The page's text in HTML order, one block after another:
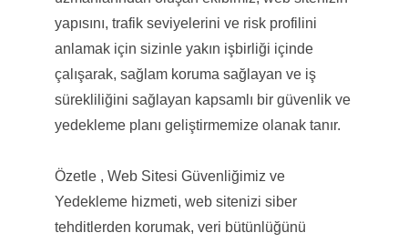
yapısını, trafik seviyelerini ve risk profilini
anlamak için sizinle yakın işbirliği içinde
çalışarak, sağlam koruma sağlayan ve iş
sürekliliğini sağlayan kapsamlı bir güvenlik ve
yedekleme planı geliştirmemize olanak tanır.
Özetle , Web Sitesi Güvenliğimiz ve
Yedekleme hizmeti, web sitenizi siber
tehditlerden korumak, veri bütünlüğünü